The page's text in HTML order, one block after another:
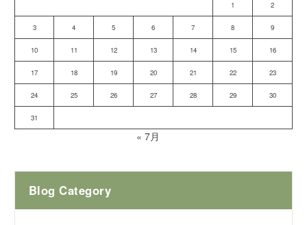
1 2
3 4 5 6 7 8 9
10 11 12 13 14 15 16
17 18 19 20 21 22 23
24 25 26 27 28 29 30
31
« 7月
Blog Category